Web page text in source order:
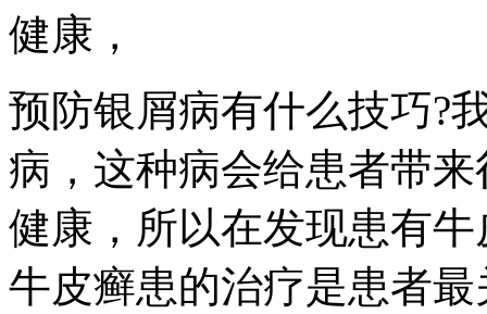
健康，
预防银屑病有什么技巧?
病，这种病会给患者带
健康，所以在发现患有
牛皮癣患的治疗是患者